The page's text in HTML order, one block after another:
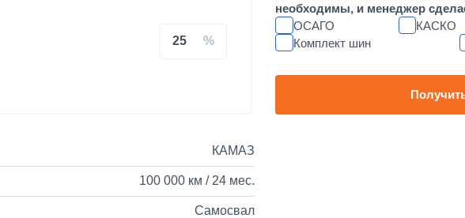
60 000
80 000
25
необходимы, и менеджер
ОСАГО
КАСКО
Комплект шин
КАМАЗ
100 000 км / 24 мес.
Самосвал